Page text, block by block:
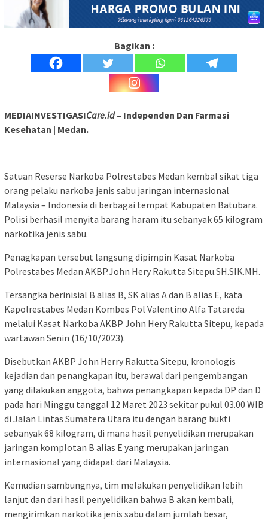
Bagikan :
MEDIAINVESTIGASICare.id– Independen Dan Farmasi
Kesehatan | Medan.
Satuan Reserse Narkoba Polrestabes Medan kembal sikat tiga
orang pelaku narkoba jenis sabu jaringan internasional
Malaysia – Indonesia di berbagai tempat Kabupaten Batubara.
Polisi berhasil menyita barang haram itu sebanyak 65 kilogram
narkotika jenis sabu.
Penagkapan tersebut langsung dipimpin Kasat Narkoba
Polrestabes Medan AKBP.John Hery Rakutta Sitepu.SH.SIK.MH.
Tersangka berinisial B alias B, SK alias A dan B alias E, kata
Kapolrestabes Medan Kombes Pol Valentino Alfa Tatareda
melalui Kasat Narkoba AKBP John Hery Rakutta Sitepu, kepada
wartawan Senin (16/10/2023).
Disebutkan AKBP John Herry Rakutta Sitepu, kronologis
kejadian dan penangkapan itu, berawal dari pengembangan
yang dilakukan anggota, bahwa penangkapan kepada DP dan D
pada hari Minggu tanggal 12 Maret 2023 sekitar pukul 03.00 WIB
di Jalan Lintas Sumatera Utara itu dengan barang bukti
sebanyak 68 kilogram, di mana hasil penyelidikan merupakan
jaringan komplotan B alias E yang merupakan jaringan
internasional yang didapat dari Malaysia.
Kemudian sambungnya, tim melakukan penyelidikan lebih
lanjut dan dari hasil penyelidikan bahwa B akan kembali,
mengirimkan narkotika jenis sabu dalam jumlah besar,